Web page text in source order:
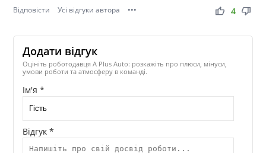
Відповісти Усі відгуки автора ••• thumb_up thumb_down
4
Додати відгук
Оцініть роботодавця A Plus Auto: розкажіть про плюси, мінуси,
умови роботи та атмосферу в команді.
Ім'я *
Відгук *